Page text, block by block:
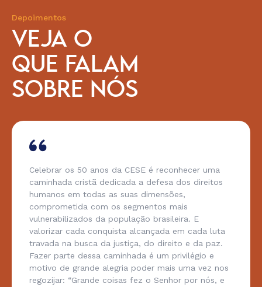
Depoimentos
VEJA O
QUE FALAM
SOBRE NÓS
Celebrar os 50 anos da CESE é reconhecer uma
caminhada cristã dedicada a defesa dos direitos
humanos em todas as suas dimensões,
comprometida com os segmentos mais
vulnerabilizados da população brasileira. E
valorizar cada conquista alcançada em cada luta
travada na busca da justiça, do direito e da paz.
Fazer parte dessa caminhada é um privilégio e
motivo de grande alegria poder mais uma vez nos
regozijar: “Grande coisas fez o Senhor por nós, e